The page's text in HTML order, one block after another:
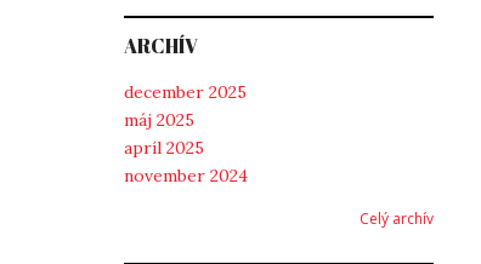
ARCHÍV
december 2025
máj 2025
apríl 2025
november 2024
Celý archív